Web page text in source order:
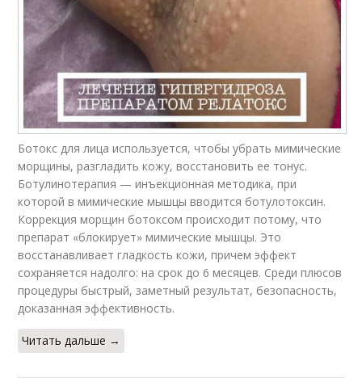
Ботокс для лица используется, чтобы убрать мимические
морщины, разгладить кожу, восстановить ее тонус.
Ботулинотерапия — инъекционная методика, при
которой в мимические мышцы вводится ботулотоксин.
Коррекция морщин ботоксом происходит потому, что
препарат «блокирует» мимические мышцы. Это
восстанавливает гладкость кожи, причем эффект
сохраняется надолго: на срок до 6 месяцев. Среди плюсов
процедуры быстрый, заметный результат, безопасность,
доказанная эффективность.
Читать дальше →